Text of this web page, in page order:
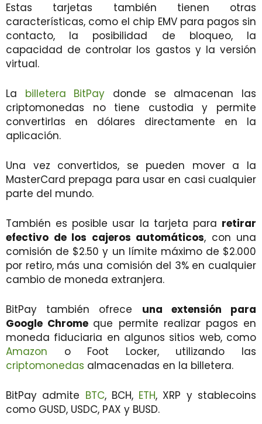
Estas tarjetas también tienen otras
características, como el chip EMV para pagos sin
contacto, la posibilidad de bloqueo, la
capacidad de controlar los gastos y la versión
virtual.
La billetera BitPay donde se almacenan las
criptomonedas no tiene custodia y permite
convertirlas en dólares directamente en la
aplicación.
Una vez convertidos, se pueden mover a la
MasterCard prepaga para usar en casi cualquier
parte del mundo.
También es posible usar la tarjeta para retirar
efectivo de los cajeros automáticos, con una
comisión de $2.50 y un límite máximo de $2.000
por retiro, más una comisión del 3% en cualquier
cambio de moneda extranjera.
BitPay también ofrece una extensión para
Google Chrome que permite realizar pagos en
moneda fiduciaria en algunos sitios web, como
Amazon o Foot Locker, utilizando las
criptomonedas almacenadas en la billetera.
BitPay admite BTC, BCH, ETH, XRP y stablecoins
como GUSD, USDC, PAX y BUSD.